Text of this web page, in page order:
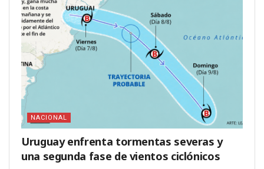
NACIONAL
Uruguay enfrenta tormentas severas y
una segunda fase de vientos ciclónicos